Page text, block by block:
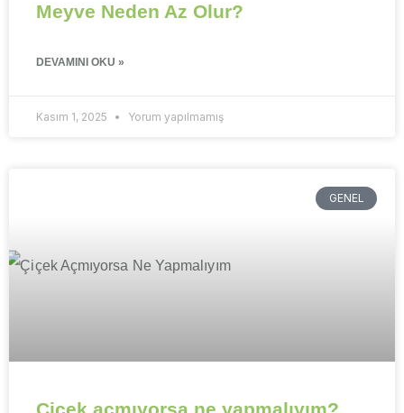
Meyve Neden Az Olur?
DEVAMINI OKU »
Kasım 1, 2025 Yorum yapılmamış
GENEL